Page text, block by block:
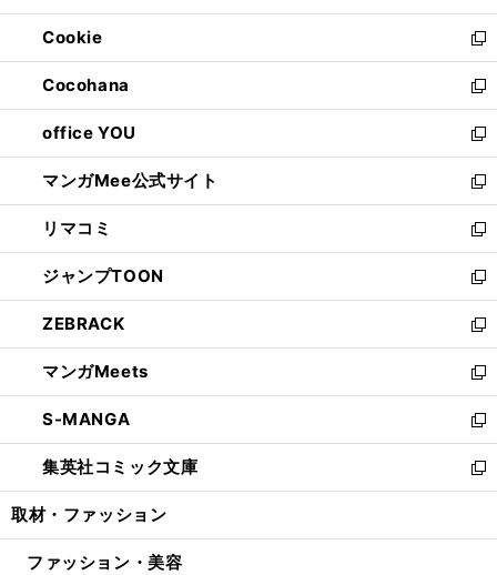
開
く
ウ
で
開
く
ン
ド
ウ
で
開
く
ウ
ィ
ン
ド
ウ
で
開
く
Cookie
新
し
い
ウ
ィ
ン
ド
ウ
で
開
く
Cocohana
新
し
い
ウ
ィ
ン
ド
ウ
で
開
く
office YOU
新
し
い
ウ
ィ
ン
ド
ウ
で
開
く
マンガMee公式サイト
新
し
い
ウ
ィ
ン
ド
ウ
で
開
く
リマコミ
新
し
い
ウ
ィ
ン
ド
ウ
で
開
く
ジャンプTOON
新
し
い
ウ
ィ
ン
ド
ウ
で
開
ZEBRACK
新
し
い
ウ
ィ
ン
ド
ウ
開
マンガMeets
新
し
い
ウ
ィ
ン
ウ
S-MANGA
新
し
い
ウ
ン
集英社コミック文庫
新
し
ウ
取材・ファッション
ファッション・美容